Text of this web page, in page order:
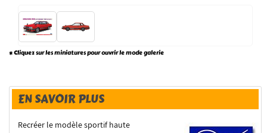
* Cliquez sur les miniatures pour ouvrir le mode galerie
EN SAVOIR PLUS
Recréer le modèle sportif haute